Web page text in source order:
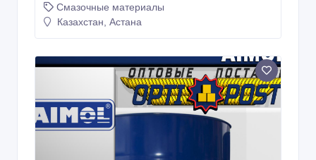
Смазочные материалы
Казахстан, Астана